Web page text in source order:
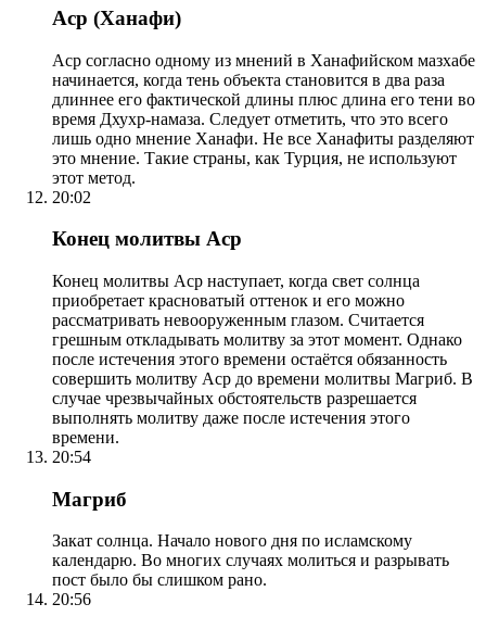
Аср (Ханафи)
Аср согласно одному из мнений в Ханафийском мазхабе
начинается, когда тень объекта становится в два раза
длиннее его фактической длины плюс длина его тени во
время Дхухр-намаза. Следует отметить, что это всего
лишь одно мнение Ханафи. Не все Ханафиты разделяют
это мнение. Такие страны, как Турция, не используют
этот метод.
20:02
Конец молитвы Аср
Конец молитвы Аср наступает, когда свет солнца
приобретает красноватый оттенок и его можно
рассматривать невооруженным глазом. Считается
грешным откладывать молитву за этот момент. Однако
после истечения этого времени остаётся обязанность
совершить молитву Аср до времени молитвы Магриб. В
случае чрезвычайных обстоятельств разрешается
выполнять молитву даже после истечения этого
времени.
20:54
Магриб
Закат солнца. Начало нового дня по исламскому
календарю. Во многих случаях молиться и разрывать
пост было бы слишком рано.
20:56